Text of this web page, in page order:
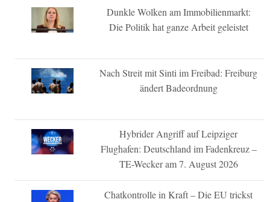
Dunkle Wolken am Immobilienmarkt:
Die Politik hat ganze Arbeit geleistet
Nach Streit mit Sinti im Freibad: Freiburg
ändert Badeordnung
Hybrider Angriff auf Leipziger
Flughafen: Deutschland im Fadenkreuz –
TE-Wecker am 7. August 2026
Chatkontrolle in Kraft – Die EU trickst